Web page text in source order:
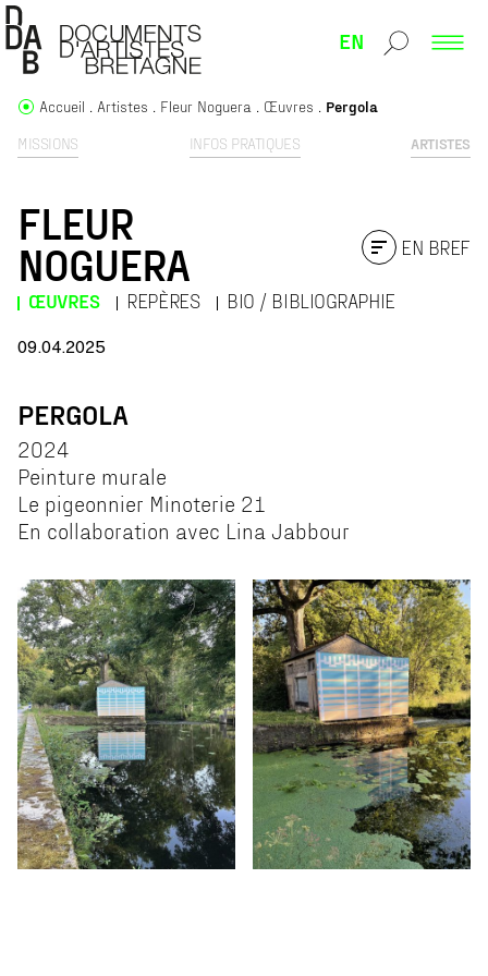
EN
MISSIONS INFOS PRATIQUES ARTISTES
Accueil Artistes Fleur Noguera Œuvres Pergola
FLEUR
NOGUERA
ŒUVRES REPÈRES BIO / BIBLIOGRAPHIE
EN BREF
09.04.2025
PERGOLA
2024
Peinture murale
Le pigeonnier Minoterie 21
En collaboration avec Lina Jabbour